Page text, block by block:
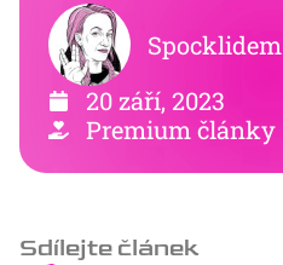
Spocklidem
20 září, 2023
Premium články
Sdílejte článek